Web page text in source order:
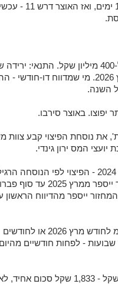
שכר מהמדינה. ב"עם כלביא" הסף היה 10
עסקים עם מחזור שנתי בין 12,000 שקל ל-400 מיליון שקל.
25% בהשוואה בין מחזור מרץ 2025 למרץ 2026. מי שמדווח
השנה.
יפוצו. באוצר סירבו.
את נוסחת הפיצוי קבע
המס ירון גינדי.
על פי הדיווח, עסק שפעל עד 31 בדצמבר 2024 - הפיצוי לפי
שנפתח בין ינואר לפברואר 2025 - המחזור ייספר ממרץ
כדי לקבל את הכסף צריך להגיש דוח מע"מ לחודש מרץ 2026 או לחודשים
מספר שבועות - לפחות חודשיים
עסק עם מחזור שנתי של 12,000-50,000 שקל - 1,833